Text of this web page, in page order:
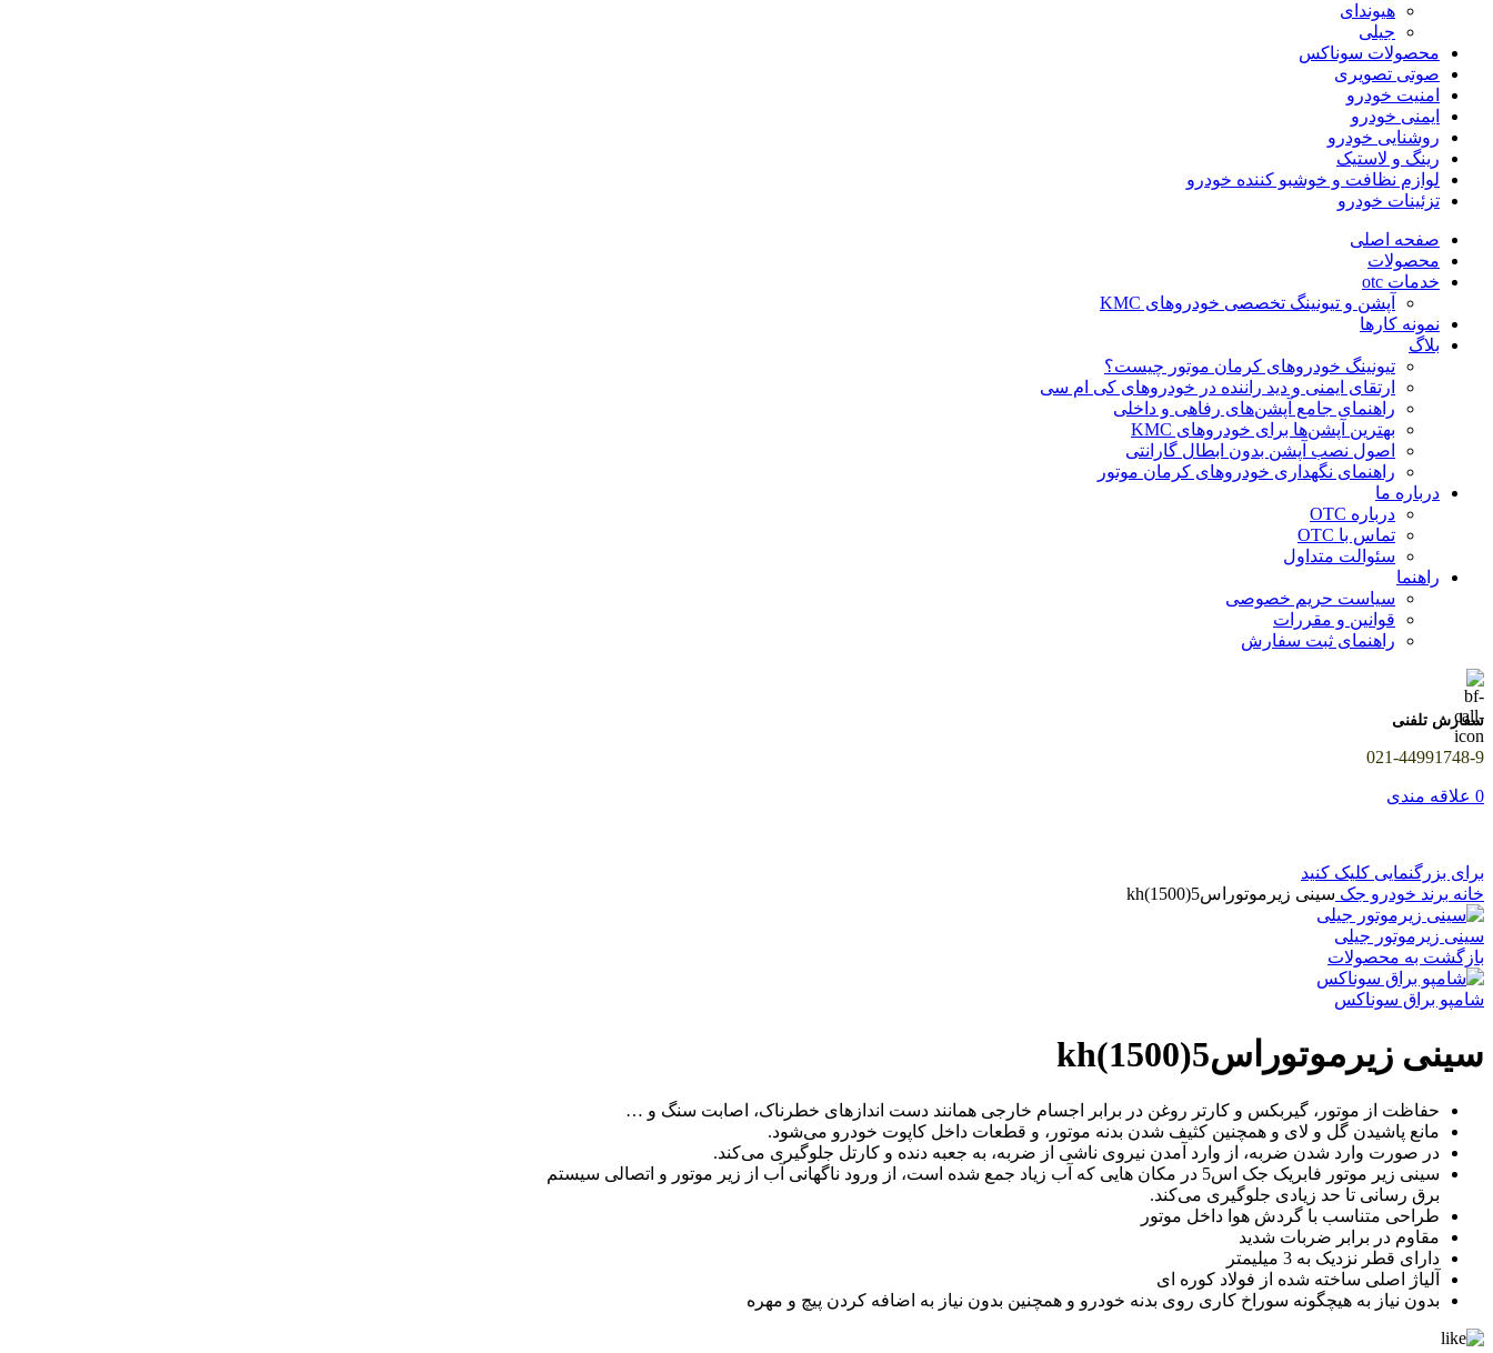
هیوندای
جیلی
محصولات سوناکس
صوتی تصویری
امنیت خودرو
ایمنی خودرو
روشنایی خودرو
رینگ و لاستیک
لوازم نظافت و خوشبو کننده خودرو
تزئینات خودرو
صفحه اصلی
محصولات
خدمات otc
آپشن و تیونینگ تخصصی خودروهای KMC
نمونه کارها
بلاگ
تیونینگ خودروهای کرمان موتور چیست؟
ارتقای ایمنی و دید راننده در خودروهای کی ام سی
راهنمای جامع آپشن‌های رفاهی و داخلی
بهترین آپشن‌ها برای خودروهای KMC
اصول نصب آپشن بدون ابطال گارانتی
راهنمای نگهداری خودروهای کرمان موتور
درباره ما
درباره OTC
تماس با OTC
سئوالت متداول
راهنما
سیاست حریم خصوصی
قوانین و مقررات
راهنمای ثبت سفارش
سفارش تلفنی
021-44991748-9
0 علاقه مندی
برای بزرگنمایی کلیک کنید
خانه برند خودرو جک سینی زیرموتوراس5(1500)kh
سینی زیرموتور جیلی
بازگشت به محصولات
شامپو براق سوناکس
سینی زیرموتوراس5(1500)kh
حفاظت از موتور، گیربکس و کارتر روغن در برابر اجسام خارجی همانند دست اندازهای خطرناک، اصابت سنگ و …
مانع پاشیدن گل و لای و همچنین کثیف شدن بدنه موتور، و قطعات داخل کاپوت خودرو می‌شود.
در صورت وارد شدن ضربه، از وارد آمدن نیروی ناشی از ضربه، به جعبه دنده و کارتل جلوگیری می‌کند.
سینی زیر موتور فابریک جک اس5 در مکان هایی که آب زیاد جمع شده است، از ورود ناگهانی آب از زیر موتور و اتصالی سیستم
برق رسانی تا حد زیادی جلوگیری می‌کند.
طراحی متناسب با گردش هوا داخل موتور
مقاوم در برابر ضربات شدید
دارای قطر نزدیک به 3 میلیمتر
آلیاژ اصلی ساخته شده از فولاد کوره ای
بدون نیاز به هیچگونه سوراخ کاری روی بدنه خودرو و همچنین بدون نیاز به اضافه کردن پیچ و مهره